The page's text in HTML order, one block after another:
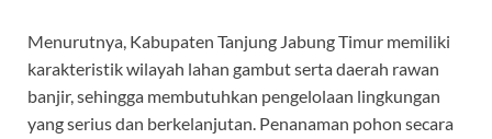
Menurutnya, Kabupaten Tanjung Jabung Timur memiliki
karakteristik wilayah lahan gambut serta daerah rawan
banjir, sehingga membutuhkan pengelolaan lingkungan
yang serius dan berkelanjutan. Penanaman pohon secara